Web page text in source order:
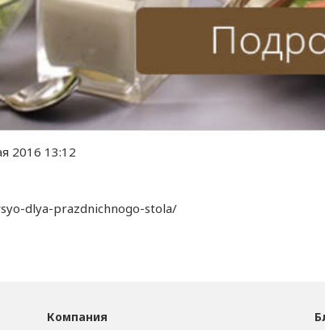
2016 13:12
dlya-prazdnichnogo-stola/
Компания